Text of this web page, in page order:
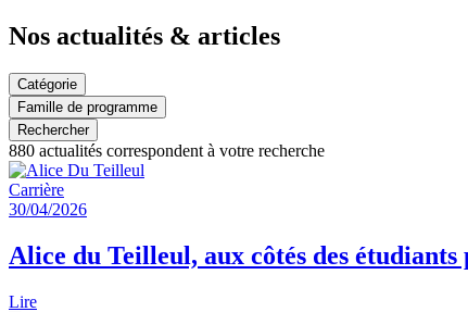
Nos actualités & articles
Catégorie
Famille de programme
Rechercher
880 actualités correspondent à votre recherche
Carrière
30/04/2026
Alice du Teilleul, aux côtés des
Lire